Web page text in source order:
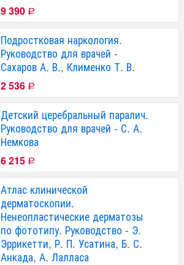
9 390 Р
Подростковая наркология.
Руководство для врачей -
Сахаров А. В., Клименко Т. В.
2 536 Р
Детский церебральный паралич.
Руководство для врачей - С. А.
Немкова
6 215 Р
Атлас клинической
дерматоскопии.
Ненеопластические дерматозы
по фототипу. Руководство - Э.
Эррикетти, Р. П. Усатина, Б. С.
Анкада, А. Лалласа